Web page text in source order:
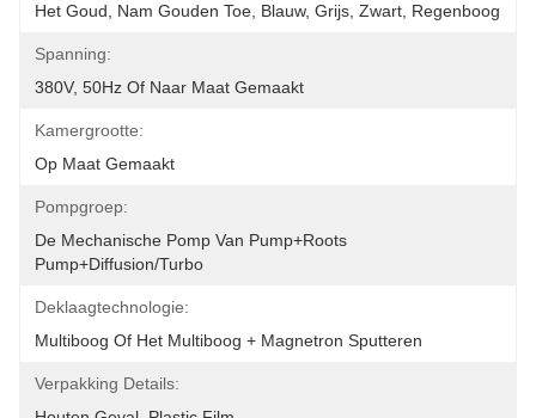
Het Goud, Nam Gouden Toe, Blauw, Grijs, Zwart, Regenboog
Spanning:
380V, 50Hz Of Naar Maat Gemaakt
Kamergrootte:
Op Maat Gemaakt
Pompgroep:
De Mechanische Pomp Van Pump+Roots
Pump+Diffusion/Turbo
Deklaagtechnologie:
Multiboog Of Het Multiboog + Magnetron Sputteren
Verpakking Details: